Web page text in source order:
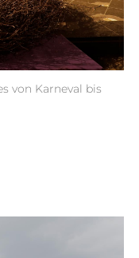
von Karneval bis